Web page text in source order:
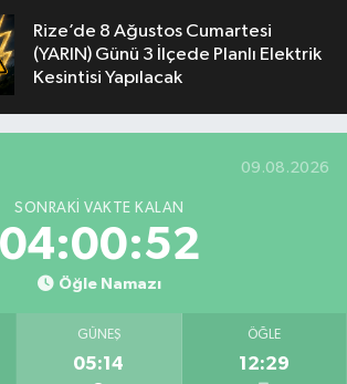
Rize’de 8 Ağustos Cumartesi
(YARIN) Günü 3 İlçede Planlı Elektrik
Kesintisi Yapılacak
09.08.2026
SONRAKI VAKTE KALAN
04:00:51
Öğle Namazı
GÜNEŞ
05:14
ÖĞLE
12:29